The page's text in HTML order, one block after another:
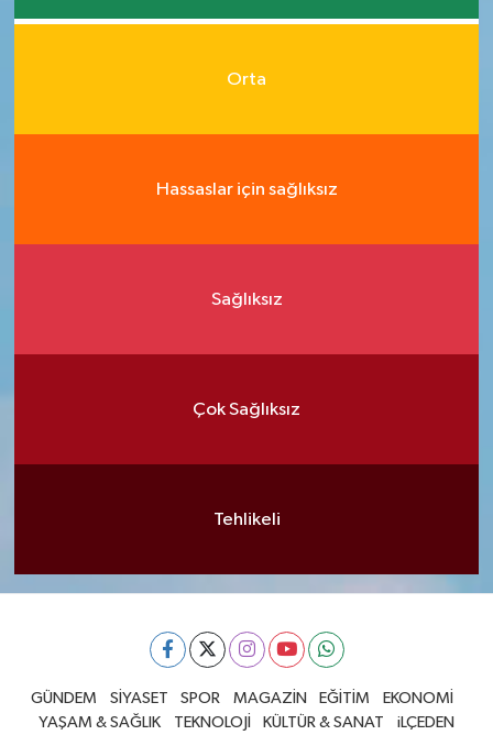
Orta
Hassaslar için sağlıksız
Sağlıksız
Çok Sağlıksız
Tehlikeli
GÜNDEM SİYASET SPOR MAGAZİN EĞİTİM
EKONOMİ
YAŞAM & SAĞLIK
TEKNOLOJİ KÜLTÜR & SANAT iLÇEDEN